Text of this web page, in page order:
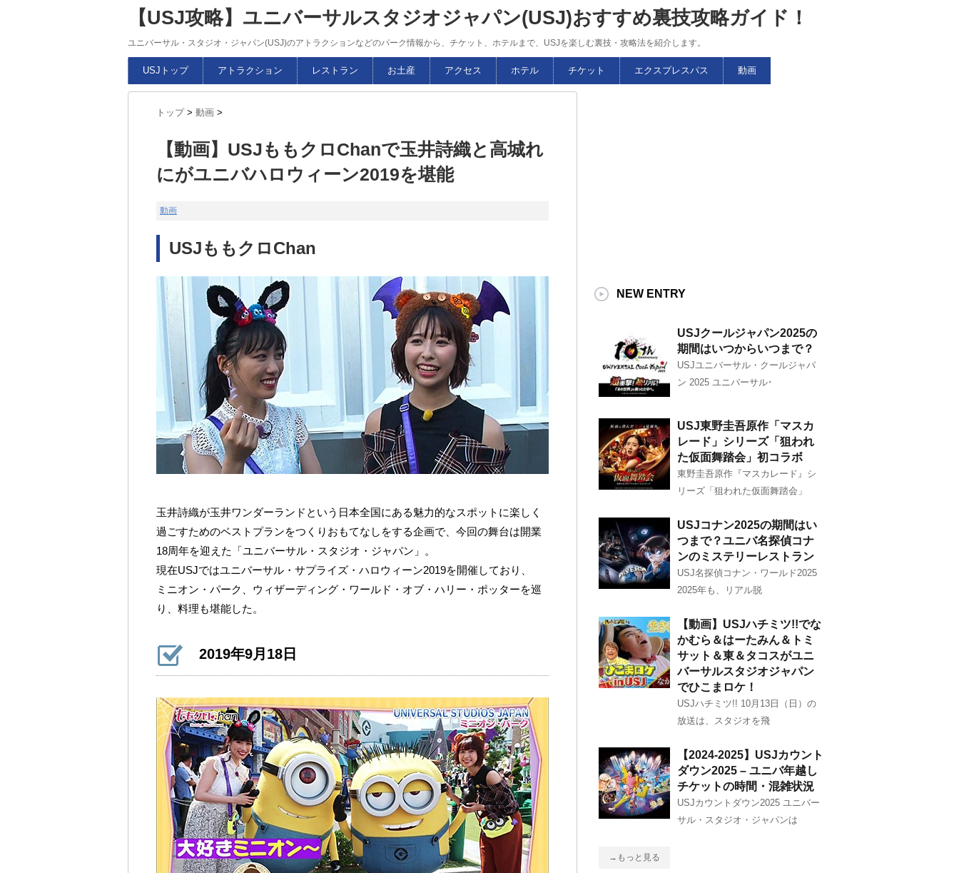
【USJ攻略】ユニバーサルスタジオジャパン(USJ)おすすめ裏技攻略ガイド！
ユニバーサル・スタジオ・ジャパン(USJ)のアトラクションなどのパーク情報から、チケット、ホテルまで、USJを楽しむ裏技・攻略法を紹介します。
USJトップ アトラクション レストラン お土産 アクセス ホテル チケット エクスプレスパス 動画
トップ > 動画 >
【動画】USJももクロChanで玉井詩織と高城れ
にがユニバハロウィーン2019を堪能
動画
USJももクロChan
玉井詩織が玉井ワンダーランドという日本全国にある魅力的なスポットに楽しく
過ごすためのベストプランをつくりおもてなしをする企画で、今回の舞台は開業
18周年を迎えた「ユニバーサル・スタジオ・ジャパン」。
現在USJではユニバーサル・サプライズ・ハロウィーン2019を開催しており、
ミニオン・パーク、ウィザーディング・ワールド・オブ・ハリー・ポッターを巡
り、料理も堪能した。
2019年9月18日
NEW ENTRY
USJクールジャパン2025の
期間はいつからいつまで？
USJユニバーサル・クールジャパ
ン 2025 ユニバーサル･
USJ東野圭吾原作「マスカ
レード」シリーズ「狙われ
た仮面舞踏会」初コラボ
東野圭吾原作『マスカレード』シ
リーズ「狙われた仮面舞踏会」
USJコナン2025の期間はい
つまで？ユニバ名探偵コナ
ンのミステリーレストラン
USJ名探偵コナン・ワールド2025
2025年も、リアル脱
【動画】USJハチミツ!!でな
かむら＆はーたみん＆トミ
サット＆東＆タコスがユニ
バーサルスタジオジャパン
でひこまロケ！
USJハチミツ!! 10月13日（日）の
放送は、スタジオを飛
【2024-2025】USJカウント
ダウン2025 – ユニバ年越し
チケットの時間・混雑状況
USJカウントダウン2025 ユニバー
サル・スタジオ・ジャパンは
→もっと見る